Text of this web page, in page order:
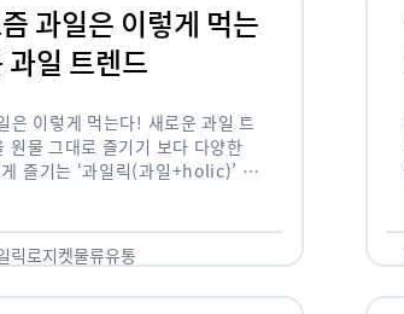
과일은 이렇게 먹는
일 트렌드
은 이렇게 먹는다! 새로운 과일 트
원물 그대로 즐기기 보다 다양한
즐기는 ‘과일릭(과일+holic)’ 트
릭로지켓물류유통